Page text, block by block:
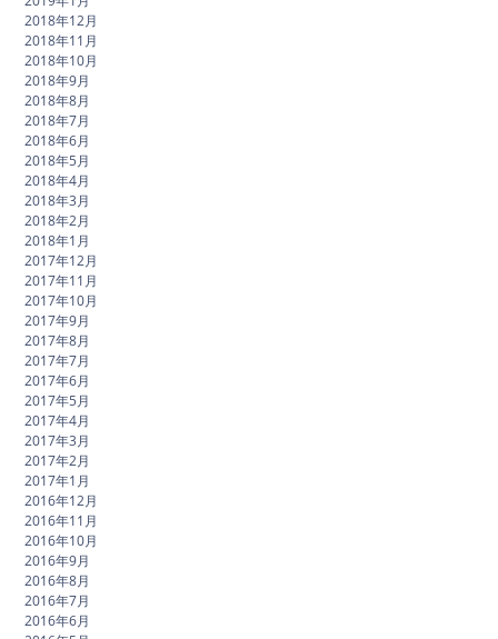
2018年12月
2018年11月
2018年10月
2018年9月
2018年8月
2018年7月
2018年6月
2018年5月
2018年4月
2018年3月
2018年2月
2018年1月
2017年12月
2017年11月
2017年10月
2017年9月
2017年8月
2017年7月
2017年6月
2017年5月
2017年4月
2017年3月
2017年2月
2017年1月
2016年12月
2016年11月
2016年10月
2016年9月
2016年8月
2016年7月
2016年6月